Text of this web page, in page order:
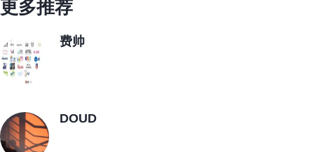
更多推荐
费帅
DOUD